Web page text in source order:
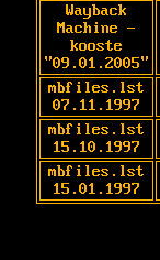
Wayback
Machine -
kooste
"09.01.2005"
mbfiles.lst
07.11.1997
mbfiles.lst
15.10.1997
mbfiles.lst
15.01.1997